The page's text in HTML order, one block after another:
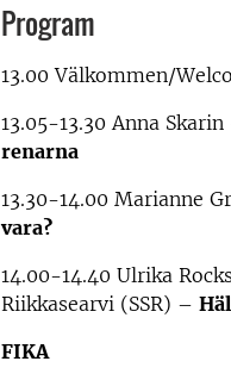
Program
13.00 Välkommen/
13.05-13.30 Anna
renarna
13.30-14.00 Marianne
vara?
14.00-14.40 Ulrika
Riikkasearvi (SSR) –
FIKA